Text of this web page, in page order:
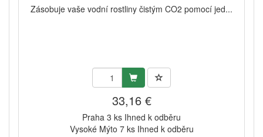
Zásobuje vaše vodní rostliny čistým CO2 pomocí jed...
33,16 €
Praha 3 ks Ihned k odběru
Vysoké Mýto 7 ks Ihned k odběru